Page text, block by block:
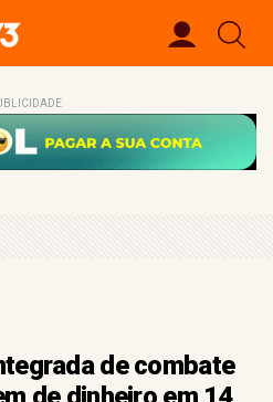
de combate